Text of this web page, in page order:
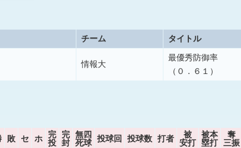
チーム タイトル
情報大
最優秀防御率
（０．６１）
敗 セ ホ
完
投
完
封
無四
死球 投球回 投球数 打者
被
安打
被本
塁打
奪
三振